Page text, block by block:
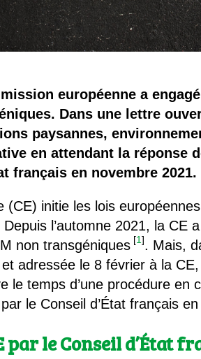
européenne a
Dans une lettre
paysannes,
en attendant la réponse
français en novembre 2021.
(CE) initie les lois
l’automne 2021, la CE
non transgéniques [1]. Mais,
adressée le 8 février à la
le temps d’une procédure en
le Conseil d’État français
par le Conseil d’État